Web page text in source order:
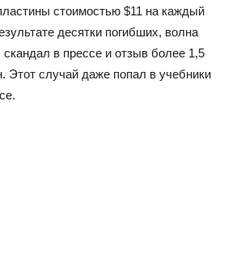
стоимостью $11 на каждый
десятки погибших, волна
в прессе и отзыв более 1,5
Этот случай даже попал в учебники